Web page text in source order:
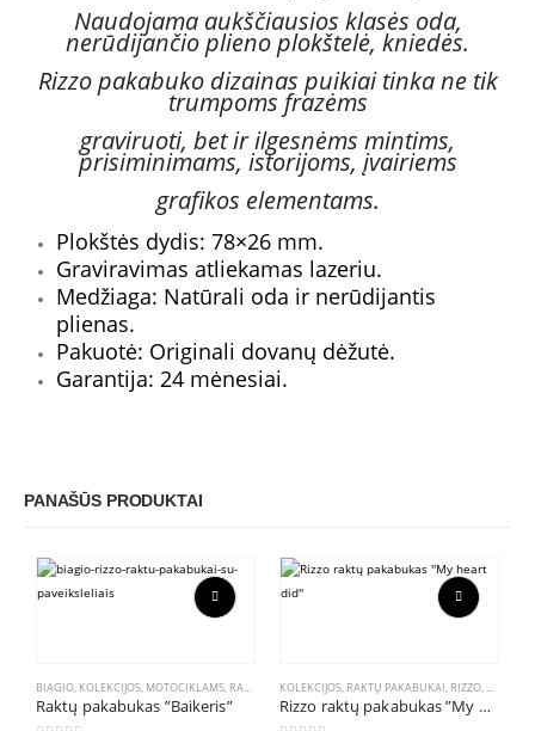
Naudojama aukščiausios klasės oda,
nerūdijančio plieno plokštelė, kniedės.
Rizzo pakabuko dizainas puikiai tinka ne tik
trumpoms frazėms
graviruoti, bet ir ilgesnėms mintims,
prisiminimams, istorijoms, įvairiems
grafikos elementams.
Plokštės dydis: 78×26 mm.
Graviravimas atliekamas lazeriu.
Medžiaga: Natūrali oda ir nerūdijantis
plienas.
Pakuotė: Originali dovanų dėžutė.
Garantija: 24 mėnesiai.
PANAŠŪS PRODUKTAI
This product has multiple variants. The options may be chosen on the product page
BIAGIO, KOLEKCIJOS, MOTOCIKLAMS, RAKTŲ PAKABUKAI ,TĖČIUI
Raktų pakabukas ”Baikeris”
KOLEKCIJOS, RAKTŲ PAKABUKAI , RIZZO,
Rizzo raktų pakabukas ”My heart did”